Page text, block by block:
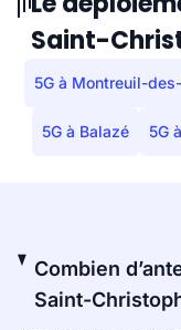
Saint-
5G à Montreuil-
5G à Balazé 5G
Combien
Saint-